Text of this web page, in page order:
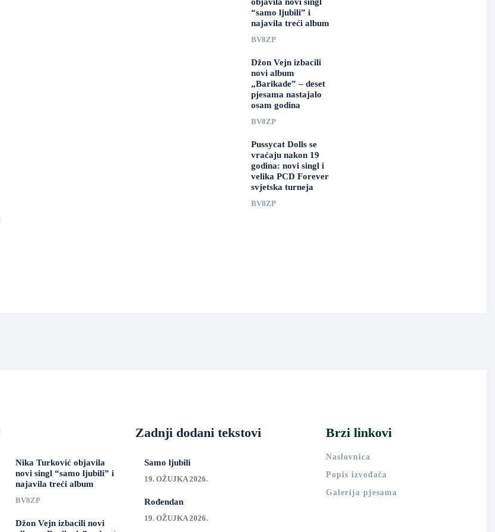
“samo ljubili” i
najavila treći album
BV8ZP
Džon Vejn izbacili
novi album
„Barikade” – deset
pjesama nastajalo
osam godina
BV8ZP
Pussycat Dolls se
vraćaju nakon 19
godina: novi singl i
velika PCD Forever
svjetska turneja
BV8ZP
Nika Turković objavila
novi singl “samo ljubili” i
najavila treći album
BV8ZP
Džon Vejn izbacili novi
Zadnji dodani tekstovi
Samo ljubili
19. OŽUJKA 2026.
Rođendan
19. OŽUJKA 2026.
Brzi linkovi
Naslovnica
Popis izvođača
Galerija pjesama